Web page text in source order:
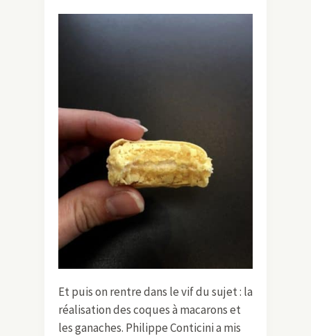
Et puis on rentre dans le vif du sujet : la
réalisation des coques à macarons et
les ganaches. Philippe Conticini a mis